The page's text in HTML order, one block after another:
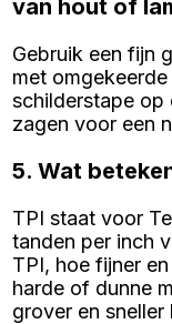
van hout of
Gebruik een fijn
met
schilderstape op
zagen voor een
5. Wat
TPI staat voor
tanden per inch
TPI, hoe fijner
harde of dunne
grover en